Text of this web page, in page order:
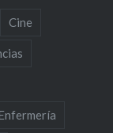
Cine